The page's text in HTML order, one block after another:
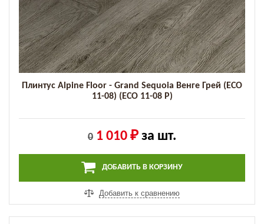
Плинтус Alpine Floor - Grand Sequoia Венге Грей (ECO
11-08) (ECO 11-08 P)
0 1 010 ₽ за шт.
ДОБАВИТЬ В КОРЗИНУ
Добавить к сравнению